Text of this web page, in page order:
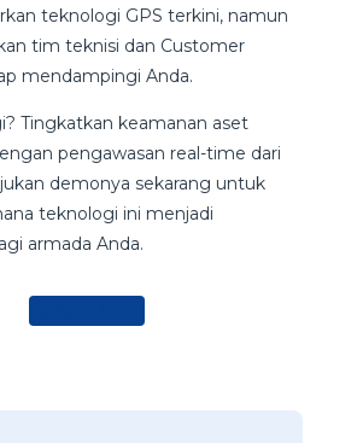
teknologi GPS terkini, namun
tim teknisi dan Customer
mendampingi Anda.
Tingkatkan keamanan aset
pengawasan real-time dari
demonya sekarang untuk
teknologi ini menjadi
armada Anda.